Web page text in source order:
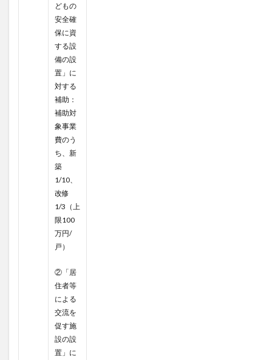
どもの
安全確
保に資
する設
備の設
置」に
対する
補助：
補助対
象事業
費のう
ち、新
築
1/10、
改修
1/3（上
限100
万円/
戸）
②「居
住者等
による
交流を
促す施
設の設
置」に